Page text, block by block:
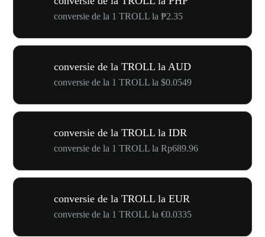
conversie de la 1 TROLL la ₱2.35
conversie de la TROLL la AUD
conversie de la 1 TROLL la $0.0549
conversie de la TROLL la IDR
conversie de la 1 TROLL la Rp689.96
conversie de la TROLL la EUR
conversie de la 1 TROLL la €0.0335